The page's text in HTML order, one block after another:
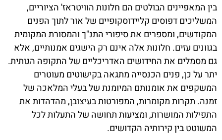
בין המאפיינים הבולטים הם חלונות הוויטראז' הציוריים,
המשליכים דפוסים קליידוסקופיים של אור לתוך הפנים
המקודשים, ומספרים את סיפורי התנ"ך והמסורת המקומית
בגוונים עזים. חלונות אלה אינם רק הישגים אמנותיים, אלא
גם מסמלים את החידושים האדריכליים של התקופה הגותית.
יתר על כן, פנים הכנסייה מתגאה בקישוטים מעוטרים
המשקפים את אומנותם המיומנת של בעלי המלאכה של
זמנה. תקרות מקומרות, המפורטות בעיצובן, מהדהדות את
התפילות המושרות, ומציעות תחושה של התעלות לכל
המשוטט בין קירותיה הקדושים.